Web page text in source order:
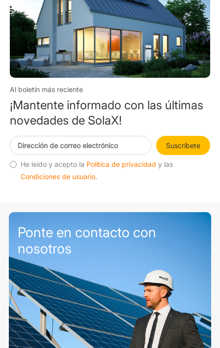
Al boletín más reciente
¡Mantente informado con las últimas
novedades de SolaX!
Suscríbete
He leído y acepto la Política de privacidad y las
Condiciones de usuario.
Ponte en contacto con
nosotros